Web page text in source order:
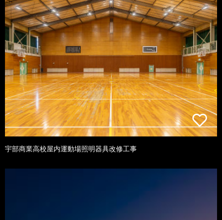
宇部商業高校屋内運動場照明器具改修工事